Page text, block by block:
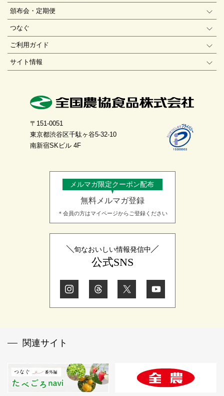
頒布会・定期便
つなぐ
ご利用ガイド
サイト情報
〒151-0051
東京都渋谷区千駄ヶ谷5-32-10
南新宿SKビル 4F
メルマガ限定クーポン配布
無料メルマガ登録
＊会員の方はマイページからご登録ください
旬なおいしい情報発信中
公式SNS
関連サイト